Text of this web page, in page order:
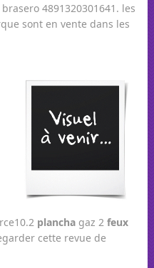
4891320301641. les
sont en vente dans les
planchagaz 2 feux
cette revue de